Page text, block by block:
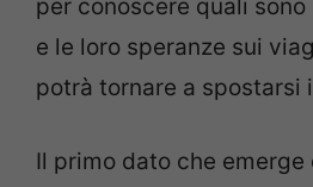
per conoscere quali
e le loro speranze sui
potrà tornare a spostarsi
Il primo dato che emerge